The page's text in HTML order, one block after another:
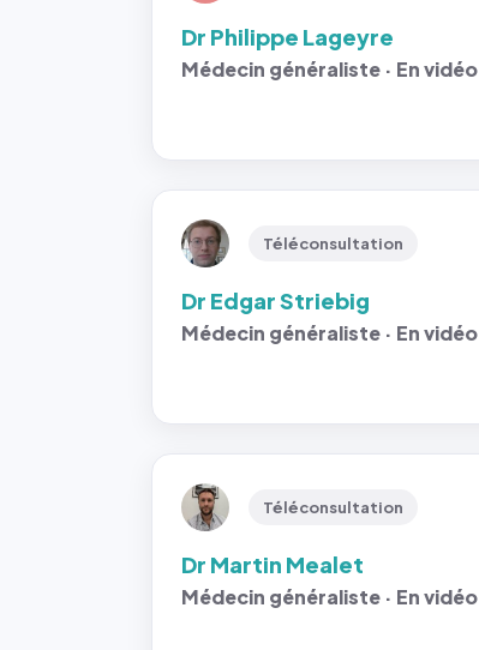
Dr Philippe Lageyre
Médecin généraliste · En vidéo
Téléconsultation
Dr Edgar Striebig
Médecin généraliste · En vidéo
Téléconsultation
Dr Martin Mealet
Médecin généraliste · En vidéo